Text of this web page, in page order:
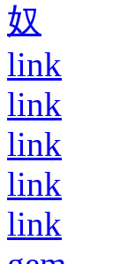
奴
link
link
link
link
link